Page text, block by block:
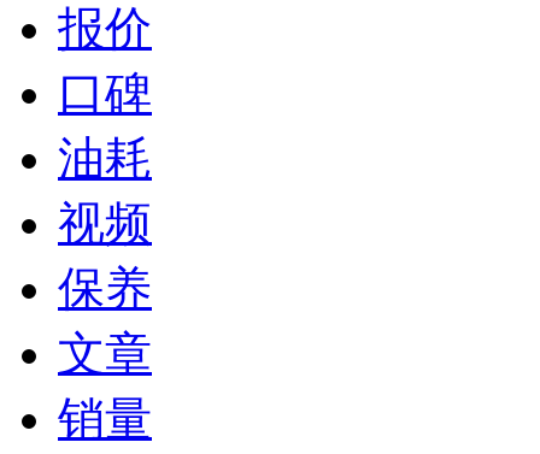
报价
口碑
油耗
视频
保养
文章
销量